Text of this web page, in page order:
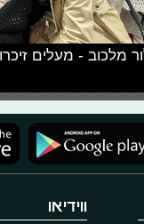
מלכוב - מעלים
ווידיאו